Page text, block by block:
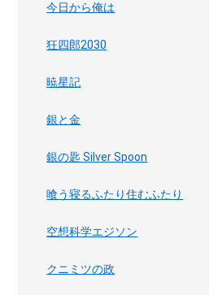
今日から俺は
狂四郎2030
暁星記
銀と金
銀の匙 Silver Spoon
喰う寝るふたり住むふたり
空想科学エジソン
クニミツの政